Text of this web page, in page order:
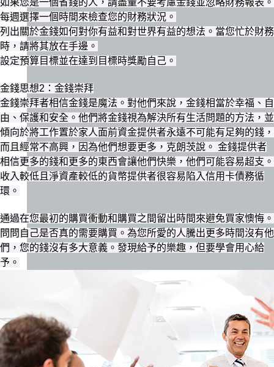
如果您是一個省錢的人，請盡量不要考慮金錢並忽略財務報表。
每週選擇一個時間來檢查您的財務狀況。
列出關於金錢如何對你有益和對世界有益的想法。當您忙於財務
時，請將其放在手邊。
設定預算目標並在達到目標時獎勵自己。
金錢思想2：金錢崇拜
金錢崇拜者相信金錢是魔法。對他們來說，金錢相當於幸福、自
由、保護和安全。他們將金錢視為解決所有生活問題的方法，並
傾向於將工作置於家人面前資金提供者永遠不可能有足夠的錢，
而且經常不高興，因為他們想要更多，克朗茨說。 金錢提供者
相信更多的錢和更多的東西會讓他們快樂，他們可能容易超支。
收入較低且淨資產較低的貨幣提供者很容易陷入信用卡債務循
環。
通過在您最初的購買衝動和購買之間留出時間來避免買家懊悔。
問問自己是否真的需要購買。為您所愛的人騰出更多時間沒有他
們，您的錢沒有多大意義。發現給予的樂趣，但要學會用心給
予。